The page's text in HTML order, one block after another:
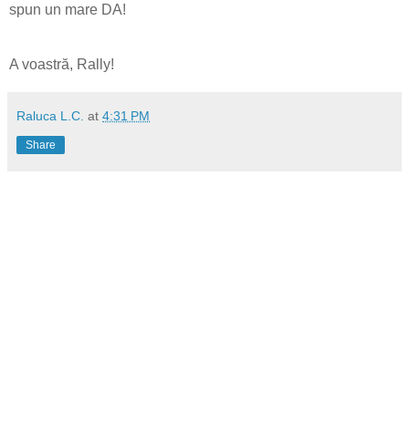
spun un mare DA!
A voastră, Rally!
Raluca L.C. at 4:31 PM
Share